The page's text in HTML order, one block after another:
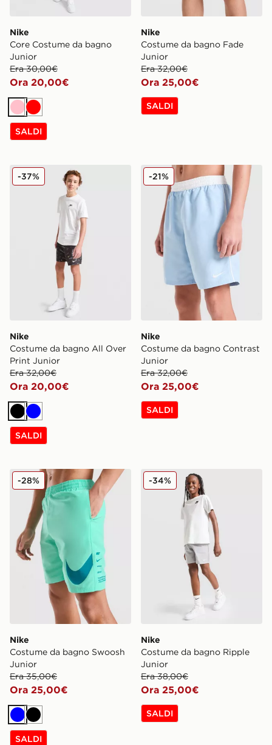
Nike
Core Costume da bagno
Junior
Era 30,00€
Ora 20,00€
RosaRosso
SALDI
Nike
Costume da bagno Fade
Junior
Era 32,00€
Ora 25,00€
SALDI
Nike Costume da bagno All Over Print Junior
Nike
Costume da bagno All Over
Print Junior
Era 32,00€
Ora 20,00€
-37%
Nero
Blu
SALDI
Nike Costume da bagno
Nike
Costume da bagno Contrast
Junior
Era 32,00€
Ora 25,00€
-21%
SALDI
Nike Costume da bagno Swoosh Junior
Nike
Costume da bagno Swoosh
Junior
Era 35,00€
Ora 25,00€
-28%
BluNero
SALDI
Nike Costume da bagno
Nike
Costume da bagno Ripple
Junior
Era 38,00€
Ora 25,00€
-34%
SALDI